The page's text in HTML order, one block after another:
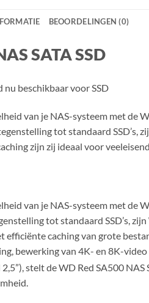
BEOORDELINGEN (0)
SATA SSD
nu beschikbaar voor SSD
van je NAS-systeem met de
tot standaard SSD’s,
zijn zij ideaal voor
van je NAS-systeem met de
tot standaard SSD’s,
efficiënte caching van grote
bewerking van 4K- en 8K-
stelt de WD Red SA500